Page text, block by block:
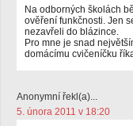
Na odborných školách
ověření funkčnosti. Jen
nezavřeli do blázince.
Pro mne je snad
domácímu cvičeníčku
Anonymní řekl(a)...
5. února 2011 v 18:20